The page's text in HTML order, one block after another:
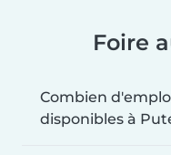
Foire
Combien
disponibles à